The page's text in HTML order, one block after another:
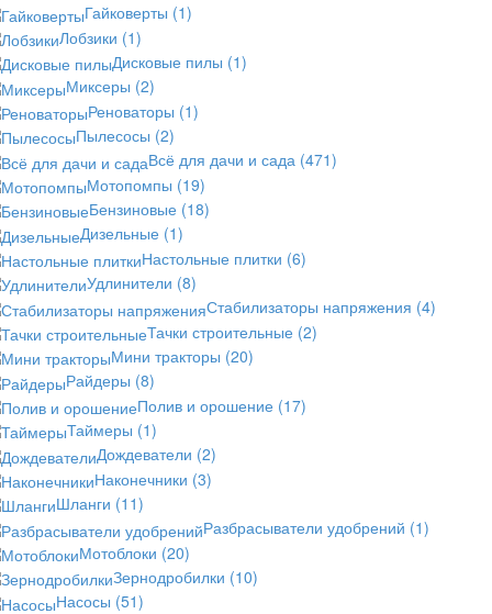
Гайковерты (1)
Лобзики (1)
Дисковые пилы (1)
Миксеры (2)
Реноваторы (1)
Пылесосы (2)
Всё для дачи и сада (471)
Мотопомпы (19)
Бензиновые (18)
Дизельные (1)
Настольные плитки (6)
Удлинители (8)
Стабилизаторы напряжения (4)
Тачки строительные (2)
Мини тракторы (20)
Райдеры (8)
Полив и орошение (17)
Таймеры (1)
Дождеватели (2)
Наконечники (3)
Шланги (11)
Разбрасыватели удобрений (1)
Мотоблоки (20)
Зернодробилки (10)
Насосы (51)